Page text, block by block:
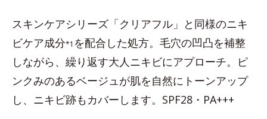
スキンケアシリーズ「クリアフル」と同様のニキ
ビケア成分*1 を配合した処方。毛穴の凹凸を補整
しながら、繰り返す大人ニキビにアプローチ。ピ
ンクみのあるベージュが肌を自然にトーンアップ
し、ニキビ跡もカバーします。SPF28・PA+++